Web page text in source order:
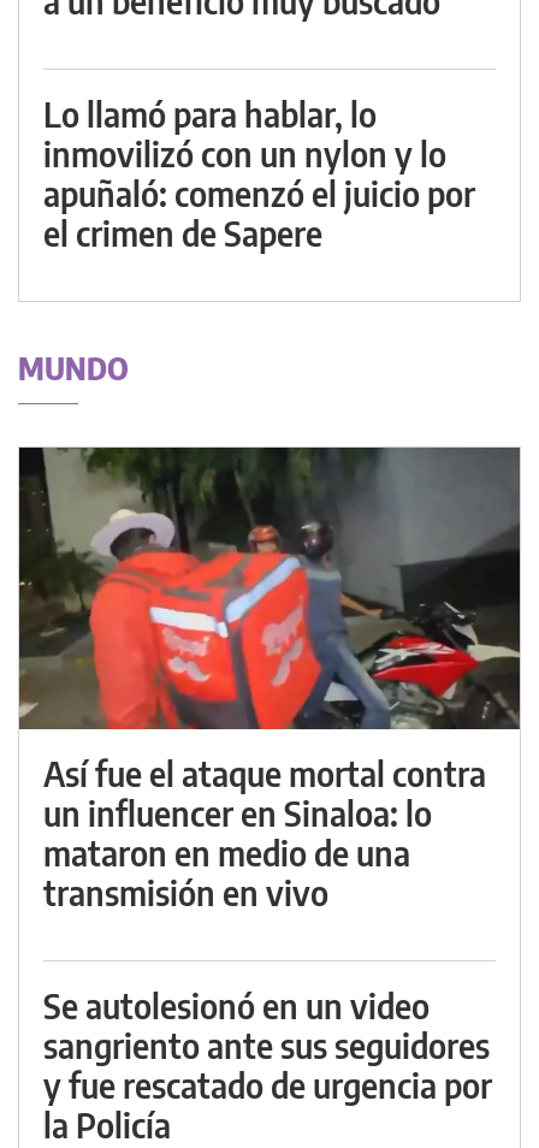
Lo llamó para hablar, lo
inmovilizó con un nylon y lo
apuñaló: comenzó el juicio por
el crimen de Sapere
MUNDO
Así fue el ataque mortal contra
un influencer en Sinaloa: lo
mataron en medio de una
transmisión en vivo
Se autolesionó en un video
sangriento ante sus seguidores
y fue rescatado de urgencia por
la Policía